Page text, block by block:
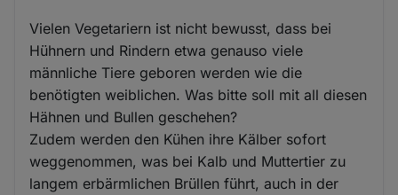
Vielen Vegetariern ist nicht bewusst, dass bei
Hühnern und Rindern etwa genauso viele
männliche Tiere geboren werden wie die
benötigten weiblichen. Was bitte soll mit all diesen
Hähnen und Bullen geschehen?
Zudem werden den Kühen ihre Kälber sofort
weggenommen, was bei Kalb und Muttertier zu
langem erbärmlichen Brüllen führt, auch in der